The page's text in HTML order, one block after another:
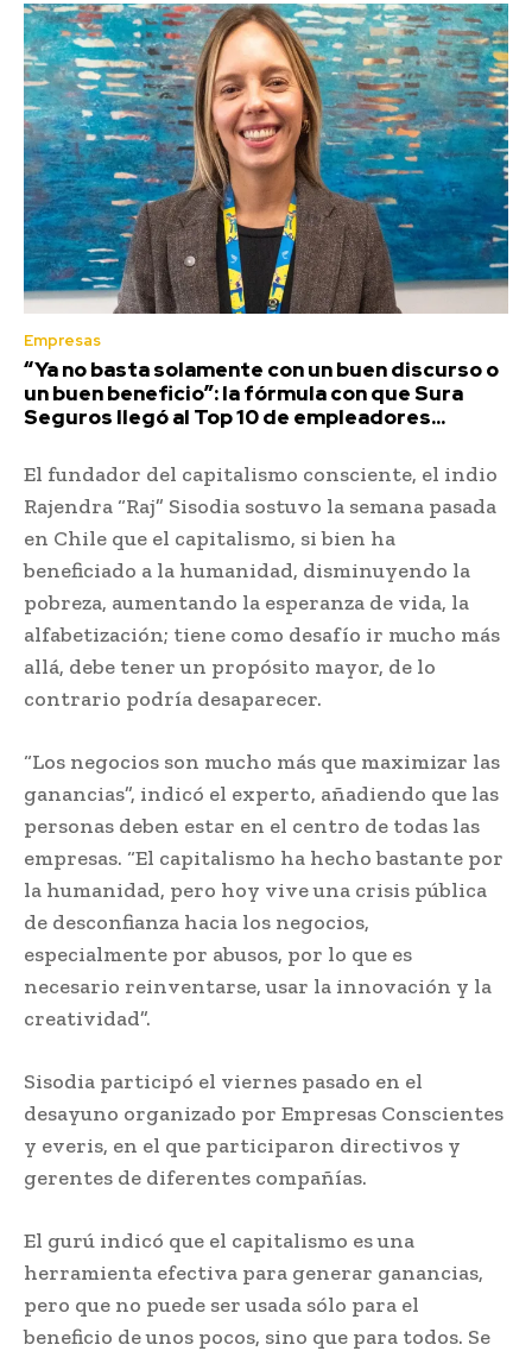
Empresas
“Ya no basta solamente con un buen discurso o
un buen beneficio”: la fórmula con que Sura
Seguros llegó al Top 10 de empleadores...
El fundador del capitalismo consciente, el indio
Rajendra “Raj” Sisodia sostuvo la semana pasada
en Chile que el capitalismo, si bien ha
beneficiado a la humanidad, disminuyendo la
pobreza, aumentando la esperanza de vida, la
alfabetización; tiene como desafío ir mucho más
allá, debe tener un propósito mayor, de lo
contrario podría desaparecer.
“Los negocios son mucho más que maximizar las
ganancias”, indicó el experto, añadiendo que las
personas deben estar en el centro de todas las
empresas. “El capitalismo ha hecho bastante por
la humanidad, pero hoy vive una crisis pública
de desconfianza hacia los negocios,
especialmente por abusos, por lo que es
necesario reinventarse, usar la innovación y la
creatividad”.
Sisodia participó el viernes pasado en el
desayuno organizado por Empresas Conscientes
y everis, en el que participaron directivos y
gerentes de diferentes compañías.
El gurú indicó que el capitalismo es una
herramienta efectiva para generar ganancias,
pero que no puede ser usada sólo para el
beneficio de unos pocos, sino que para todos. Se